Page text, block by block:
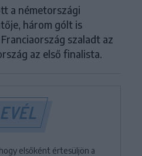
a németországi
három gólt is
szaladt az
az első finalista.
elsőként értesüljön a